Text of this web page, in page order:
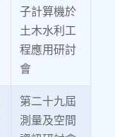
子計算機於
土木水利工
程應用研討
會
第二十九屆
測量及空間